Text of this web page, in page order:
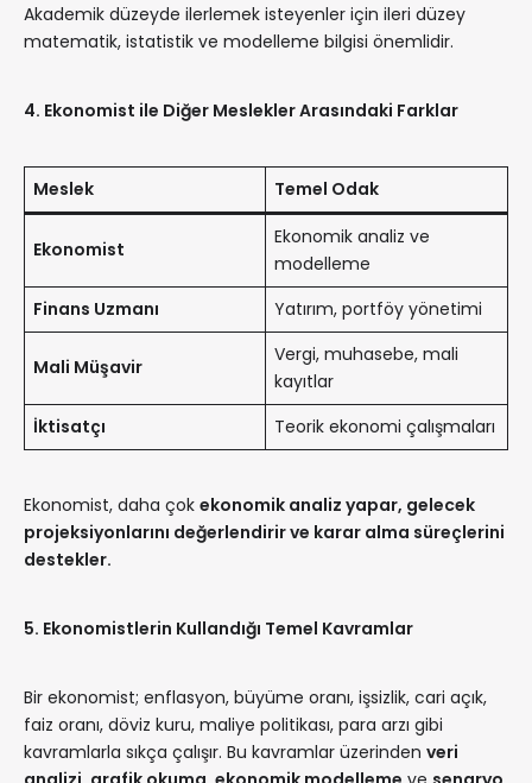
Akademik düzeyde ilerlemek isteyenler için ileri düzey
matematik, istatistik ve modelleme bilgisi önemlidir.
4. Ekonomist ile Diğer Meslekler Arasındaki Farklar
Meslek Temel Odak
Ekonomist
Ekonomik analiz ve
modelleme
Finans Uzmanı
Yatırım, portföy yönetimi
Mali Müşavir
Vergi, muhasebe, mali
kayıtlar
İktisatçı
Teorik ekonomi çalışmaları
Ekonomist, daha çok ekonomik analiz yapar, gelecek
projeksiyonlarını değerlendirir ve karar alma süreçlerini
destekler.
5. Ekonomistlerin Kullandığı Temel Kavramlar
Bir ekonomist; enflasyon, büyüme oranı, işsizlik, cari açık,
faiz oranı, döviz kuru, maliye politikası, para arzı gibi
kavramlarla sıkça çalışır. Bu kavramlar üzerinden veri